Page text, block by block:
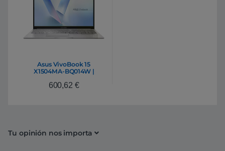
Asus VivoBook 15
X1504MA-BQ014W |
8GB DDR5 512GB NVMe
600,62 €
Tu opinión nos importa